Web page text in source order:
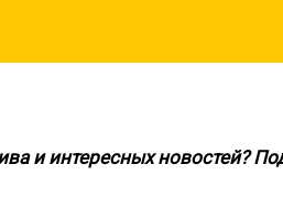
и интересных новостей?